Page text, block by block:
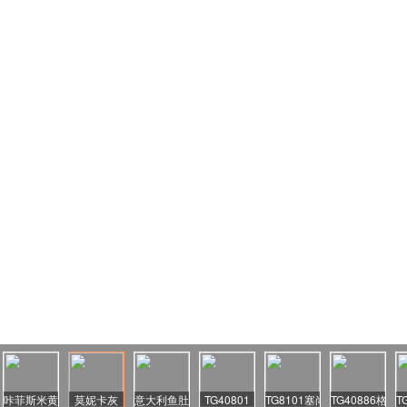
咔菲斯米黄 莫妮卡灰 意大利鱼肚白 TG40801 TG8101塞尚寒江雪TG40886格里